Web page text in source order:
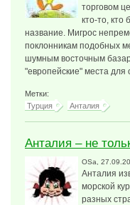
торговом
кто-то, кто
название. Мигрос
поклонникам подобных
шумным восточным
"европейские" места
Метки:
Турция
Анталия
Анталия – не
OSa ,
Анталия
морской
разных